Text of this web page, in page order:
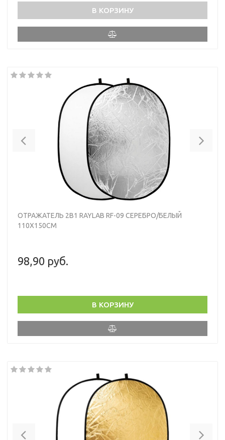
В КОРЗИНУ
Previous
ОТРАЖАТЕЛЬ 2В1 RAYLAB RF-09 СЕРЕБРО/БЕЛЫЙ
110X150СМ
98,90 руб.
В КОРЗИНУ
Previous